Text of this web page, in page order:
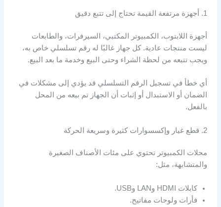
1. أجهزة مرتفعة القيمة تحتاج إلى تتبع دقيق
أجهزة اللابتوب، الكمبيوتر المكتبي، السيرفرات، والطابعات
ليست منتجات عادية. كل جهاز غالبًا له رقم تسلسلي خاص به،
ويجب تتبعه من لحظة الشراء وحتى البيع وخدمة ما بعد البيع.
أي خطأ في تسجيل الرقم التسلسلي قد يؤدي إلى مشكلات في
الضمان أو الاستبدال أو إثبات أن الجهاز تم بيعه من المحل
بالفعل.
2. قطع غيار وإكسسوارات كثيرة وسريعة الحركة
محلات الكمبيوتر تحتوي على مئات الأصناف الصغيرة
والمتشابهة، مثل:
كابلات HDMI وLAN وUSB.
فأرات ولوحات مفاتيح.